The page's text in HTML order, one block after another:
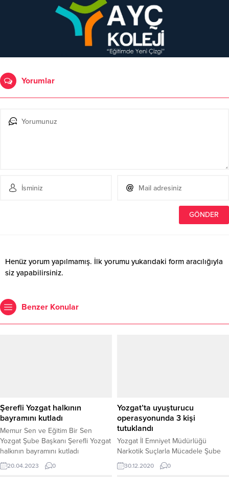
Yorumlar
Henüz yorum yapılmamış. İlk yorumu yukarıdaki form aracılığıyla
siz yapabilirsiniz.
Benzer Konular
Şerefli Yozgat halkının
bayramını kutladı
Memur Sen ve Eğitim Bir Sen
Yozgat Şube Başkanı Şerefli Yozgat
halkının bayramını kutladı
20.04.2023 0
Yozgat’ta uyuşturucu
operasyonunda 3 kişi
tutuklandı
Yozgat İl Emniyet Müdürlüğü
Narkotik Suçlarla Mücadele Şube
Müdürlüğü tarafından Yozgat
Merkez ve 13 İlçede 25 ve 30
30.12.2020 0